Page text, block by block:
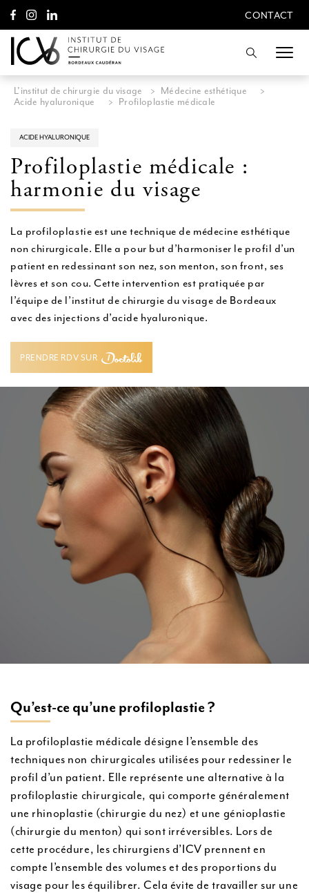
l
CONTACT
CONTACT
Recherche
L'institut de chirurgie du visage > Médecine esthétique
>
Acide hyaluronique
> Profiloplastie médicale
ACIDE HYALURONIQUE
Profiloplastie médicale :
harmonie du visage
La profiloplastie est une technique de médecine esthétique
non chirurgicale. Elle a pour but d’harmoniser le profil d’un
patient en redessinant son nez, son menton, son front, ses
lèvres et son cou. Cette intervention est pratiquée par
l’équipe de l’institut de chirurgie du visage de Bordeaux
avec des injections d’acide hyaluronique.
PRENDRE RDV SUR
Qu’est-ce qu’une profiloplastie ?
La profiloplastie médicale désigne l’ensemble des
techniques non chirurgicales utilisées pour redessiner le
profil d’un patient. Elle représente une alternative à la
profiloplastie chirurgicale, qui comporte généralement
une rhinoplastie (chirurgie du nez) et une génioplastie
(chirurgie du menton) qui sont irréversibles. Lors de
cette procédure, les chirurgiens d’ICV prennent en
compte l’ensemble des volumes et des proportions du
visage pour les équilibrer. Cela évite de travailler sur une